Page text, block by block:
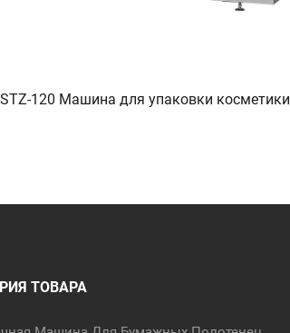
STZ-120 Машина для упаковки косметики
ТОВАРА